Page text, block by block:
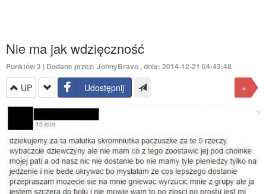
Nie ma jak wdzięczność
Punktów3 | Dodane przez: JohnyBravo, dnia: 2014-12-21 04:43:48
UP Udostępnij »